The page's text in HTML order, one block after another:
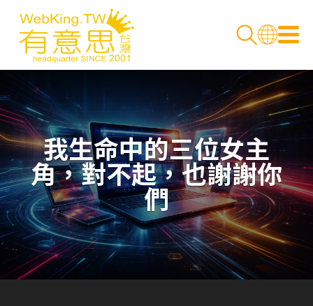
我生命中的三位女主
角，對不起，也謝謝你
們